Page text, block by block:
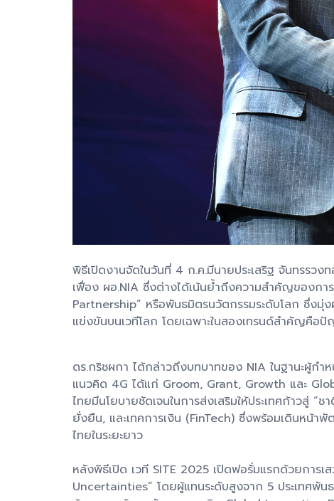
พิธีเปิดงานจัดในวันที่ 4 ก.ค.มีนายประเสริฐ จันทรรว
เฟื่อง ผอ.NIA ซึ่งต่างได้เน้นย้ำถึงความสำคัญของกา
Partnership” หรือพันธมิตรนวัตกรรมระดับโลก ซึ่งมุ่
แข่งขันบนเวทีโลก โดยเฉพาะในสองเทรนด์สำคัญคื
ดร.กริชผกา ได้กล่าวถึงบทบาทของ NIA ในฐานะผู้ก
แนวคิด 4G ได้แก่ Groom, Grant, Growth และ
ไทยมีนโยบายชัดเจนในการส่งเสริมให้ประเทศก้าวสู่
ยั่งยืน, และเทคการเงิน (FinTech) ซึ่งพร้อมเดินหน้า
ไทยในระยะยาว
หลังพิธีเปิด เวที SITE 2025 เปิดฟอรั่มแรกด้วยกา
Uncertainties” โดยผู้แทนระดับสูงจาก 5 ประเทศพั